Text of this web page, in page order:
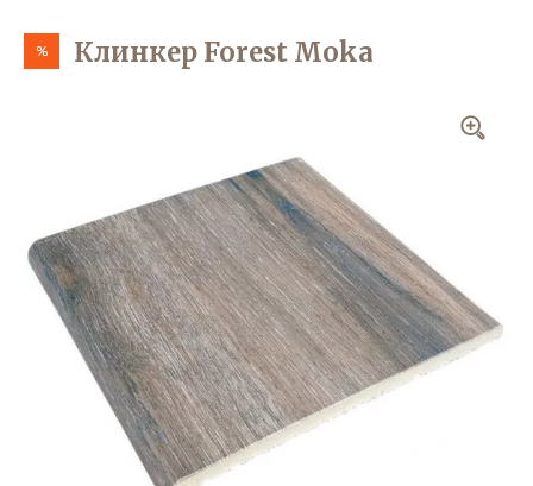
% Клинкер Forest Moka